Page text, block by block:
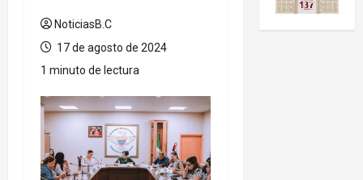
NoticiasB.C
17 de agosto de 2024
1 minuto de lectura